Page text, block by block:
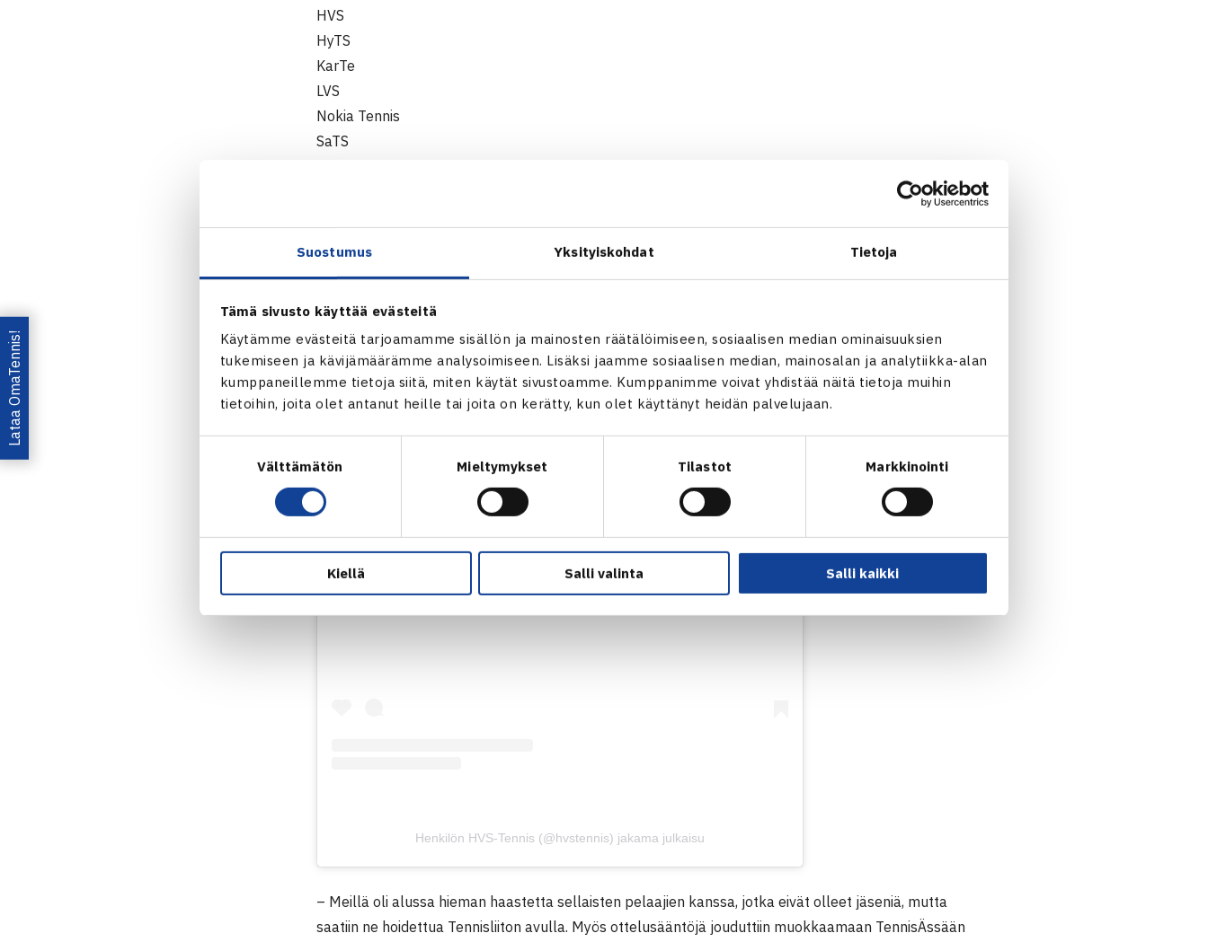
Suostumus Yksityiskohdat Tietoja
Tämä sivusto käyttää evästeitä
Käytämme evästeitä tarjoamamme sisällön ja mainosten räätälöimiseen, sosiaalisen median ominaisuuksien
tukemiseen ja kävijämäärämme analysoimiseen. Lisäksi jaamme sosiaalisen median, mainosalan ja analytiikka-alan
kumppaneillemme tietoja siitä, miten käytät sivustoamme. Kumppanimme voivat yhdistää näitä tietoja muihin
tietoihin, joita olet antanut heille tai joita on kerätty, kun olet käyttänyt heidän palvelujaan.
Välttämätön Mieltymykset Tilastot Markkinointi
Kiellä Salli valinta Salli kaikki
HVS
HyTS
KarTe
LVS
Nokia Tennis
SaTS
Näytä tämä julkaisu Instagramissa.
Henkilön HVS-Tennis (@hvstennis) jakama julkaisu
– Meillä oli alussa hieman haastetta sellaisten pelaajien kanssa, jotka eivät olleet jäseniä, mutta
saatiin ne hoidettua Tennisliiton avulla. Myös ottelusääntöjä jouduttiin muokkaamaan TennisÄssään
Lataa OmaTennis!